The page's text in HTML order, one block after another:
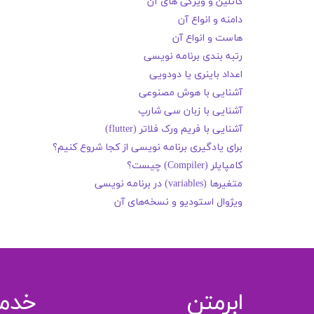
دامنه و انواع آن
هاست و انواع آن
رتبه بندی برنامه نویسی
اعداد باینری یا دودویی
آشنایی با هوش مصنوعی
آشنایی با زبان سی شارپ
آشنایی با فریم ورک فلاتر (flutter)
برای یادگیری برنامه نویسی از کجا شروع کنیم؟
کامپایلر (Compiler) چیست؟
متغیرها (variables) در برنامه نویسی
ویژوال استودیو و نسخه‌های آن
ابرمتن